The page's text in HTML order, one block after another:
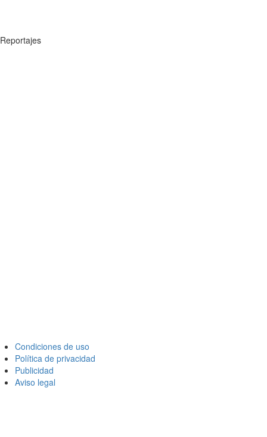
Reportajes
Condiciones de uso
Política de privacidad
Publicidad
Aviso legal